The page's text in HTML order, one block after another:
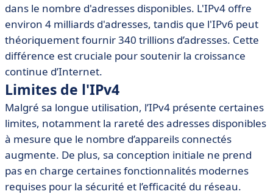
dans le nombre d'adresses disponibles. L'IPv4 offre
environ 4 milliards d'adresses, tandis que l'IPv6 peut
théoriquement fournir 340 trillions d’adresses. Cette
différence est cruciale pour soutenir la croissance
continue d’Internet.
Limites de l'IPv4
Malgré sa longue utilisation, l’IPv4 présente certaines
limites, notamment la rareté des adresses disponibles
à mesure que le nombre d’appareils connectés
augmente. De plus, sa conception initiale ne prend
pas en charge certaines fonctionnalités modernes
requises pour la sécurité et l’efficacité du réseau.